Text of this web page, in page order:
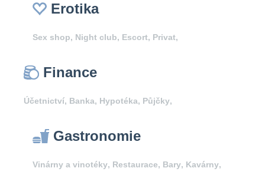
Erotika
Sex shop, Night club, Escort, Privat,
Finance
Účetnictví, Banka, Hypotéka, Půjčky,
Gastronomie
Vinárny a vinotéky, Restaurace, Bary, Kavárny,